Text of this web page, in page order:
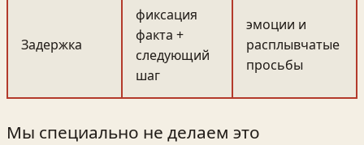
Задержка
фиксация
факта +
следующий
шаг
эмоции и
расплывчатые
просьбы
Мы специально не делаем это